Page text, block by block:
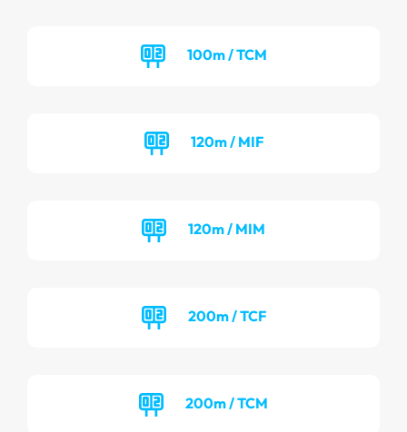
100m / TCM
120m / MIF
120m / MIM
200m / TCF
200m / TCM